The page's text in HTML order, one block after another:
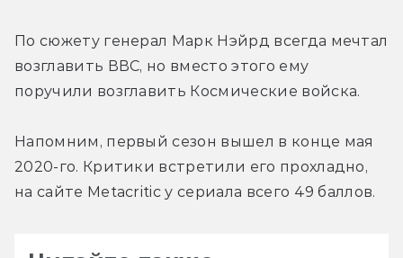
По сюжету генерал Марк Нэйрд всегда мечтал
возглавить ВВС, но вместо этого ему
поручили возглавить Космические войска.
Напомним, первый сезон вышел в конце мая
2020-го. Критики встретили его прохладно,
на сайте Metacritic у сериала всего 49 баллов.